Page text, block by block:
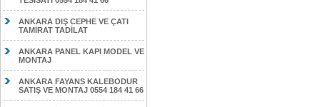
ANKARA DIŞ CEPHE VE ÇATI
TAMİRAT TADİLAT
ANKARA PANEL KAPI MODEL VE
MONTAJ
ANKARA FAYANS KALEBODUR
SATIŞ VE MONTAJ 0554 184 41 66